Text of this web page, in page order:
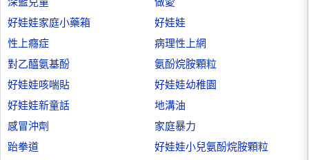
好娃娃家庭小藥箱
好娃娃
性上癮症
病理性上網
對乙醯氨基酚
氨酚烷胺顆粒
好娃娃咳喘貼
好娃娃幼稚園
好娃娃新童話
地溝油
感冒沖劑
家庭暴力
跆拳道
好娃娃小兒氨酚烷胺顆粒